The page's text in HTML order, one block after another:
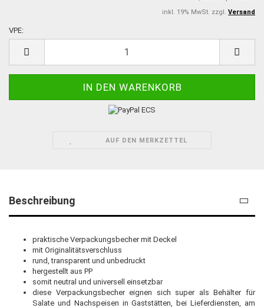
inkl. 19% MwSt. zzgl. Versand
VPE:
AUF DEN MERKZETTEL
Beschreibung
praktische Verpackungsbecher mit Deckel
mit Originalitätsverschluss
rund, transparent und unbedruckt
hergestellt aus PP
somit neutral und universell einsetzbar
diese Verpackungsbecher eignen sich super als Behälter für
Salate und Nachspeisen in Gaststätten, bei Lieferdiensten, am